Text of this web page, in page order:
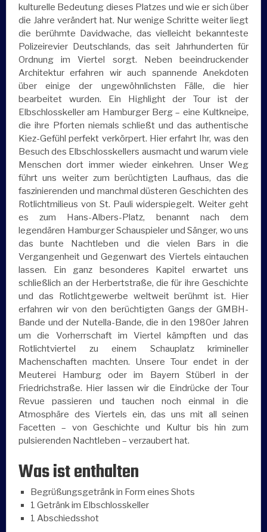
kulturelle Bedeutung dieses Platzes und wie er sich über
die Jahre verändert hat. Nur wenige Schritte weiter liegt
die berühmte Davidwache, das vielleicht bekannteste
Polizeirevier Deutschlands, das seit Jahrhunderten für
Ordnung im Viertel sorgt. Neben beeindruckender
Architektur erfahren wir auch spannende Anekdoten
über einige der ungewöhnlichsten Fälle, die hier
bearbeitet wurden. Ein Highlight der Tour ist der
Elbschlosskeller am Hamburger Berg – eine Kultkneipe,
die ihre Pforten niemals schließt und das authentische
Kiez-Gefühl perfekt verkörpert. Hier erfahrt Ihr, was den
Besuch des Elbschlosskellers ausmacht und warum viele
Menschen dort immer wieder einkehren. Unser Weg
führt uns weiter zum berüchtigten Laufhaus, das die
faszinierenden und manchmal düsteren Geschichten des
Rotlichtmilieus von St. Pauli widerspiegelt. Weiter geht
es zum Hans-Albers-Platz, benannt nach dem
legendären Hamburger Schauspieler und Sänger, wo uns
das bunte Nachtleben und die vielen Bars in die
Vergangenheit und Gegenwart des Viertels eintauchen
lassen. Ein ganz besonderes Kapitel erwartet uns
schließlich an der Herbertstraße, die für ihre Geschichte
und das Rotlichtgewerbe weltweit berühmt ist. Hier
erfahren wir von den berüchtigten Gangs der GMBH-
Bande und der Nutella-Bande, die in den 1980er Jahren
um die Vorherrschaft im Viertel kämpften und das
Rotlichtviertel zu einem Schauplatz krimineller
Machenschaften machten. Unsere Tour endet in der
Meuterei Hamburg oder im Bayern Stüberl in der
Friedrichstraße. Hier lassen wir die Eindrücke der Tour
Revue passieren und tauchen noch einmal in die
Atmosphäre des Viertels ein, das uns mit all seinen
Facetten – von Geschichte und Kultur bis hin zum
pulsierenden Nachtleben – verzaubert hat.
Was ist enthalten
Begrüßungsgetränk in Form eines Shots
1 Getränk im Elbschlosskeller
1 Abschiedsshot